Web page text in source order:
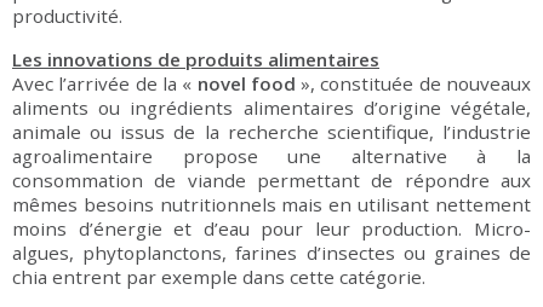
productivité.
Les innovations de produits alimentaires
Avec l’arrivée de la « novel food», constituée de nouveaux
aliments ou ingrédients alimentaires d’origine végétale,
animale ou issus de la recherche scientifique, l’industrie
agroalimentaire propose une alternative à la
consommation de viande permettant de répondre aux
mêmes besoins nutritionnels mais en utilisant nettement
moins d’énergie et d’eau pour leur production. Micro-
algues, phytoplanctons, farines d’insectes ou graines de
chia entrent par exemple dans cette catégorie.